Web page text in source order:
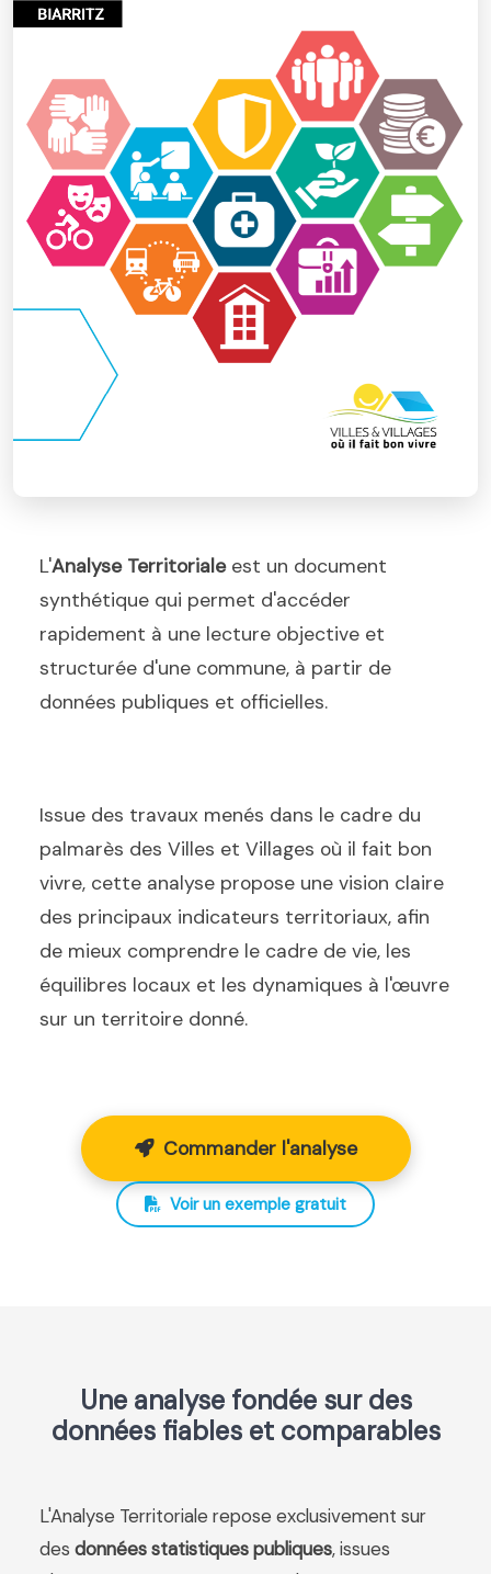
L'Analyse Territorialeest un document
synthétique qui permet d'accéder
rapidement à une lecture objective et
structurée d'une commune, à partir de
données publiques et officielles.
Issue des travaux menés dans le cadre du
palmarès des Villes et Villages où il fait bon
vivre, cette analyse propose une vision claire
des principaux indicateurs territoriaux, afin
de mieux comprendre le cadre de vie, les
équilibres locaux et les dynamiques à l'œuvre
sur un territoire donné.
Commander l'analyse
Voir un exemple gratuit
Une analyse fondée sur des
données fiables et comparables
L'Analyse Territoriale repose exclusivement sur
des données statistiques publiques, issues